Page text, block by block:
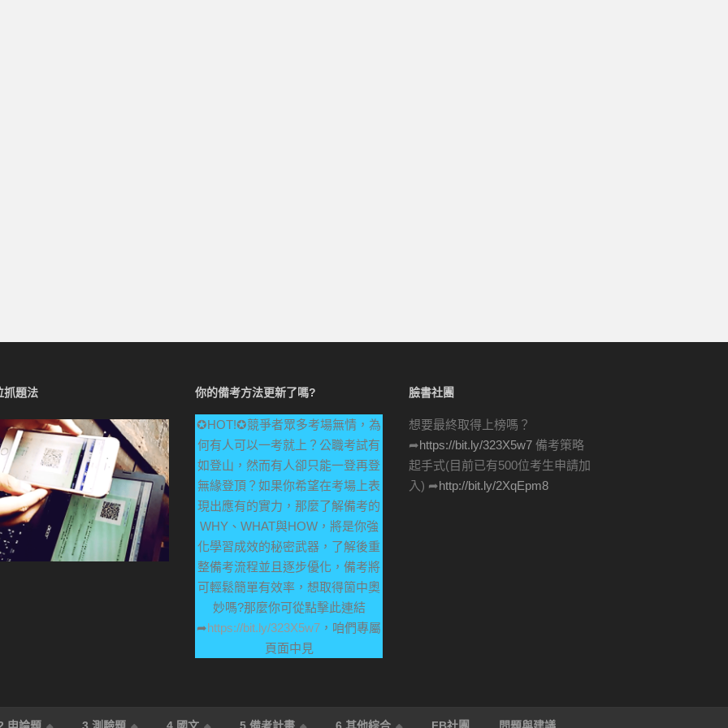
抓題法 你的備考方法更新了嗎?
✪HOT!✪競爭者眾多考場無情，為
何有人可以一考就上？公職考試有
如登山，然而有人卻只能一登再登
無緣登頂？如果你希望在考場上表
現出應有的實力，那麼了解備考的
WHY、WHAT與HOW，將是你強
化學習成效的秘密武器，了解後重
整備考流程並且逐步優化，備考將
可輕鬆簡單有效率，想取得箇中奧
妙嗎?那麼你可從點擊此連結
➦https://bit.ly/323X5w7 ，咱們專屬
頁面中見
臉書社團
想要最終取得上榜嗎？
➦https://bit.ly/323X5w7 備考策略
起手式(目前已有500位考生申請加
入) ➦http://bit.ly/2XqEpm8
申論題 3.測驗題 4.國文 5.備考計畫 6.其他綜合 FB社團 問題與建議